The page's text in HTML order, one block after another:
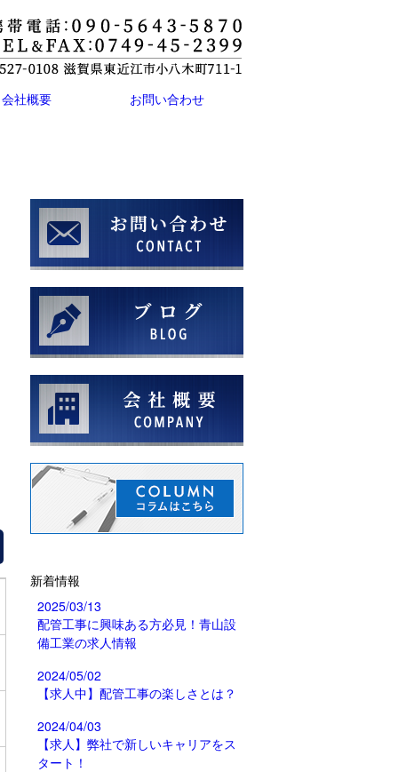
会社概要 お問い合わせ
新着情報
2025/03/13
配管工事に興味ある方必見！青山設
備工業の求人情報
2024/05/02
【求人中】配管工事の楽しさとは？
2024/04/03
【求人】弊社で新しいキャリアをス
タート！